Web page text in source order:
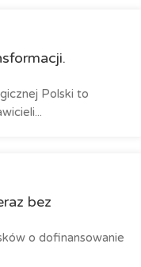
Polski to
bez
o dofinansowanie